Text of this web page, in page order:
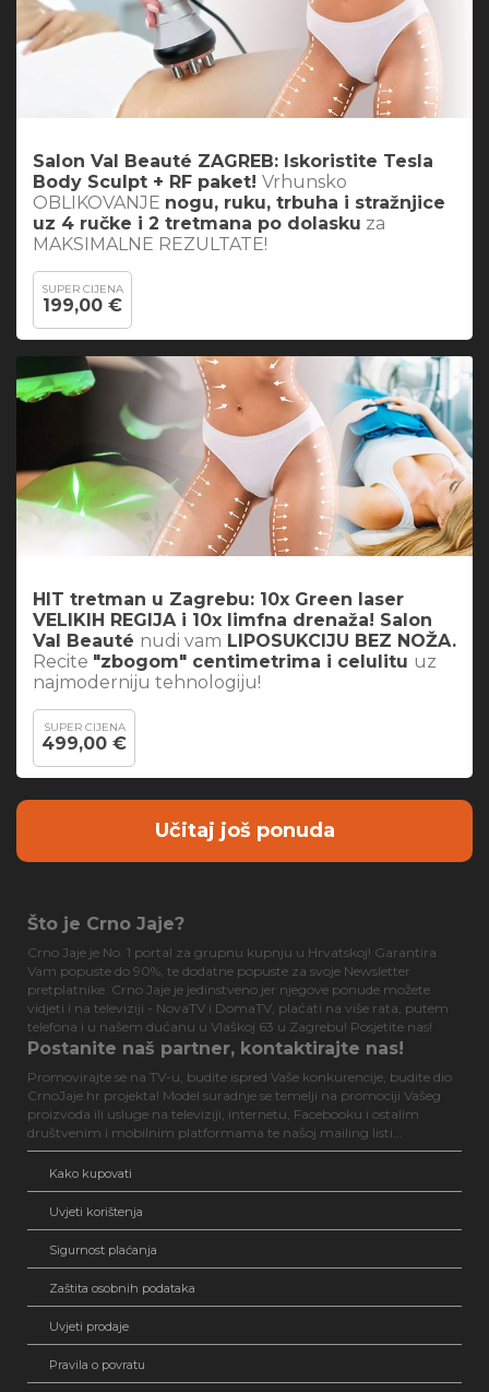
Salon Val Beauté ZAGREB: Iskoristite Tesla
Body Sculpt + RF paket! Vrhunsko
OBLIKOVANJE nogu, ruku, trbuha i stražnjice
uz 4 ručke i 2 tretmana po dolasku za
MAKSIMALNE REZULTATE!
SUPER CIJENA
199,00 €
HIT tretman u Zagrebu: 10x Green laser
VELIKIH REGIJA i 10x limfna drenaža! Salon
Val Beauté nudi vam LIPOSUKCIJU BEZ NOŽA.
Recite "zbogom" centimetrima i celulitu uz
najmoderniju tehnologiju!
SUPER CIJENA
499,00 €
Učitaj još ponuda
Što je Crno Jaje?
Crno Jaje je No. 1 portal za grupnu kupnju u Hrvatskoj! Garantira
Vam popuste do 90%, te dodatne popuste za svoje Newsletter
pretplatnike. Crno Jaje je jedinstveno jer njegove ponude možete
vidjeti i na televiziji - NovaTV i DomaTV, plaćati na više rata, putem
telefona i u našem dućanu u Vlaškoj 63 u Zagrebu! Posjetite nas!
Postanite naš partner, kontaktirajte nas!
Promovirajte se na TV-u, budite ispred Vaše konkurencije, budite dio
CrnoJaje.hr projekta! Model suradnje se temelji na promociji Vašeg
proizvoda ili usluge na televiziji, internetu, Facebooku i ostalim
društvenim i mobilnim platformama te našoj mailing listi...
Kako kupovati
Uvjeti korištenja
Sigurnost plaćanja
Zaštita osobnih podataka
Uvjeti prodaje
Pravila o povratu